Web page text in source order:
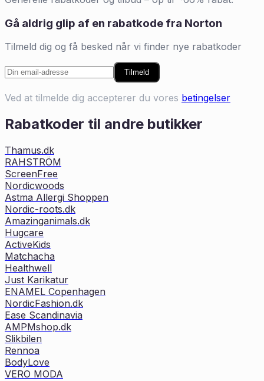
Gå aldrig glip af en rabatkode fra Norton
Tilmeld dig og få besked når vi finder nye rabatkoder
Tilmeld
Ved at tilmelde dig accepterer du vores betingelser
Rabatkoder til andre butikker
Thamus.dk
RAHSTRÖM
ScreenFree
Nordicwoods
Astma Allergi Shoppen
Nordic-roots.dk
Amazinganimals.dk
Hugcare
ActiveKids
Matchacha
Healthwell
Just Karikatur
ENAMEL Copenhagen
NordicFashion.dk
Ease Scandinavia
AMPMshop.dk
Slikbilen
Rennoa
BodyLove
VERO MODA